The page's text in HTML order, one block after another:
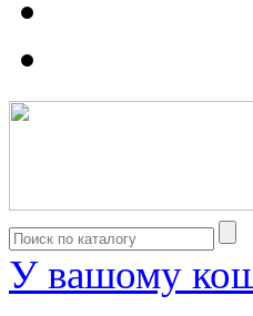
У вашому